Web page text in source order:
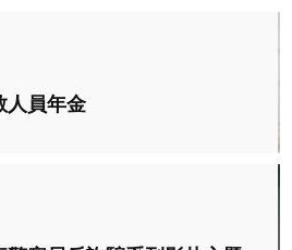
人員年金